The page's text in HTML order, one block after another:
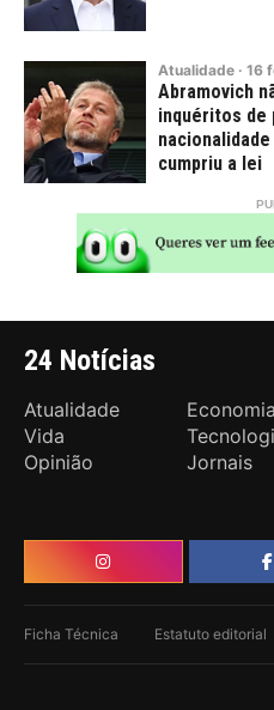
Atualidade · 16
Abramovich
inquéritos de
cumpriu a lei
24 Notícias
Atualidade Economia
Vida
Opinião
Jornais
Ficha Técnica Estatuto editorial